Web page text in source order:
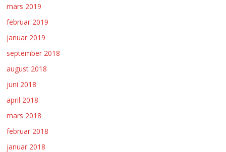
mars 2019
februar 2019
januar 2019
september 2018
august 2018
juni 2018
april 2018
mars 2018
februar 2018
januar 2018